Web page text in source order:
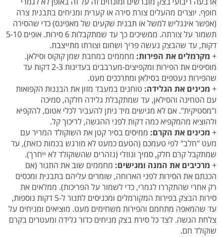
חופף. יוצרים מהעלים צורת סירה או קערית ומניחים בתבנית צרה
(אפשר אינגליש למשל או תבנית שקעים של מאפינס) כדי שהסירה
תשמור על צורתה. ממשיכים כך עד שמתקבלות 6 סירות. אופים 5-10
דקות, עד שהבצק נעשה פריך ושחום וצורתו מתייצבת.
+ מקרמלים את הפירות: מחממים במחבת שמן קוקוס וסילאן.
מוסיפים את הפירות ומקפיצים-מערבבים בעדינות 2-3 דקות עד
שהפירות נעטפים בסילאן ומתרככים מעט.
+ מכינים את הגלידה: טוחנים במעבד מזון את הבננות הקפואות
עם הטחינה והסילאן, עד שמתקבלת גלידה חלקה, סמיכה
ו"מסטיקית". אם לא מגישים מיד ניתן להעביר לכלי אטום, להקפיא
ולהוציא מהמקפיא כמה דקות לפני ההגשה, לריכוך קל.
+ מכינים את הקרם: ממיסים בסיר קטן את השוקולד המריר עם
מעט "חלב" לפי טעמכם (הטעם כמעט לא מורגש בכמות כזאת), עד
שמתקבל קרם חלק, סמיך ונוזלי (נזהרים שהשוקולד לא ייחרך).
+ מרכיבים את המנה ומגישים: מחממים שוב את התנור (אם
הכנתם את הסירות לפני הארוחה, שומרים עליהם בתבנית ומכסים
רק אחרי שהתקררו לגמרי, כדי לשמור על הפריכות). ממלאים את
סירות הבצק בפירות המקורמלים ומכניסים לתנור ל-5 דקות נוספות,
עד שהמאפה מתחמם והפירות משחימים מעט. מוציאים ומניחים על
צלחת הגשה. לצד כל סירת בצק מניחים כדור גלידה ומעטרים בקרם
שוקולד חם.